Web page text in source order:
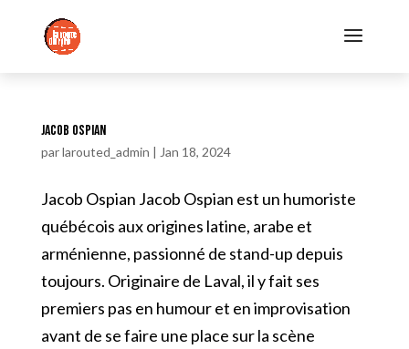
Jacob Ospian
parlarouted_admin | Jan 18, 2024
Jacob Ospian Jacob Ospian est un humoriste
québécois aux origines latine, arabe et
arménienne, passionné de stand-up depuis
toujours. Originaire de Laval, il y fait ses
premiers pas en humour et en improvisation
avant de se faire une place sur la scène